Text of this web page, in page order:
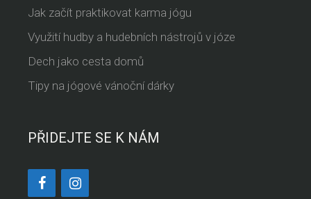
Jak začít praktikovat karma jógu
Využití hudby a hudebních nástrojů v józe
Dech jako cesta domů
Tipy na jógové vánoční dárky
PŘIDEJTE SE K NÁM